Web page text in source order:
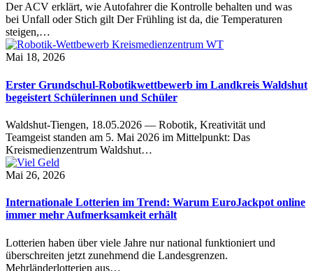
Der ACV erklärt, wie Autofahrer die Kontrolle behalten und was
bei Unfall oder Stich gilt Der Frühling ist da, die Temperaturen
steigen,…
Mai 18, 2026
Erster Grundschul-Robotikwettbewerb im Landkreis Waldshut
begeistert Schülerinnen und Schüler
Waldshut-Tiengen, 18.05.2026 — Robotik, Kreativität und
Teamgeist standen am 5. Mai 2026 im Mittelpunkt: Das
Kreismedienzentrum Waldshut…
Mai 26, 2026
Internationale Lotterien im Trend: Warum EuroJackpot online
immer mehr Aufmerksamkeit erhält
Lotterien haben über viele Jahre nur national funktioniert und
überschreiten jetzt zunehmend die Landesgrenzen.
Mehrländerlotterien aus…